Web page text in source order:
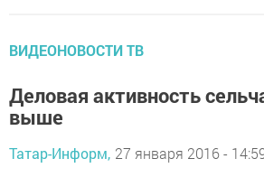
ВИДЕОНОВОСТИ ТВ
Деловая активность
выше
Татар-Информ, 27 января 2016 -